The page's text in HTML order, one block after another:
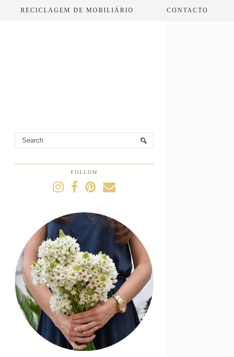
RECICLAGEM DE MOBILIÁRIO CONTACTO
FOLLOW